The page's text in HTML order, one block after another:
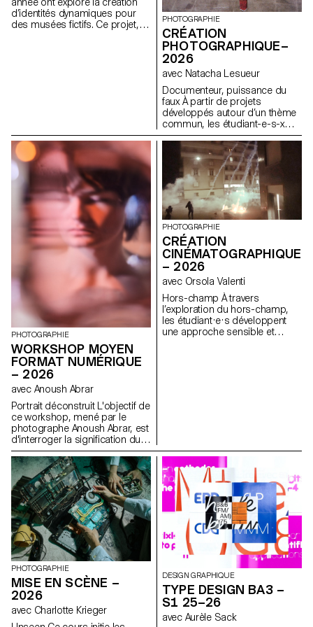
cartes de visite ainsi qu'une
affiche animée.
année ont exploré la création
d’identités dynamiques pour
des musées fictifs. Ce projet,
PHOTOGRAPHIE
CRÉATION
PHOTOGRAPHIQUE–
2026
avec Natacha Lesueur
Documenteur, puissance du
faux À partir de projets
développés autour d’un thème
commun, les étudiant-e-s-x
développent un travail
personnel et approfondi autour
de la thématique du faux-
semblant. Iels construisent un
projet qui joue avec les limites
de la véracité de la
photographie et l'utilisant
comme artifice du mensonge.
PHOTOGRAPHIE
WORKSHOP MOYEN
FORMAT NUMÉRIQUE
– 2026
avec Anoush Abrar
Portrait déconstruit L'objectif de
ce workshop, mené par le
photographe Anoush Abrar, est
d'interroger la signification du
portrait contemporain. En
suivant la notion du "portrait
déconstruit" les étudiants-es-x
ont réalisé une image par
groupes de deux. La semaine
de workshop Moyen format
digital est à la fois une initiation
au matériel de prise de vue et
au logiciels dédiés.
PHOTOGRAPHIE
CRÉATION
CINÉMATOGRAPHIQUE
– 2026
avec Orsola Valenti
Hors-champ À travers
l’exploration du hors-champ,
les étudiant·e·s développent
une approche sensible et
PHOTOGRAPHIE
MISE EN SCÈNE –
2026
avec Charlotte Krieger
DESIGN GRAPHIQUE
TYPE DESIGN BA3 –
S1 25–26
avec Aurèle Sack